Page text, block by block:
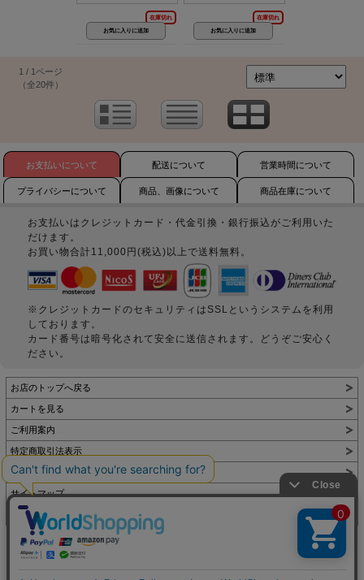
在庫切れ 在庫切れ
1 / 1ページ
（全20件）
お支払いについて 配送について 営業時間について
プライバシーについて 商品、画像について 商品在庫について
お支払いはクレジットカード・代金引換・銀行振込がご利用いた
だけます。
お買い物合計11,000円(税込)以上で送料無料。
※クレジットカードのセキュリティはSSLというシステムを利用
しております。
カード番号は暗号化されて安全に送信されます。どうぞご安心く
ださい。
お店のトップへ戻る
カートを見る
ご利用案内
特定商取引法表示
個人情報の取扱い
サイトマップ
お問い合わせ